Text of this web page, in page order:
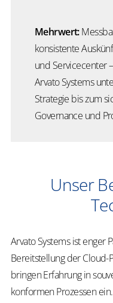
Mehrwert:
konsistente
und Servicecenter
Arvato Systems
Strategie bis zum
Governance und
Unser
Arvato Systems ist enger
Bereitstellung der Cloud-
bringen Erfahrung in
konformen Prozessen